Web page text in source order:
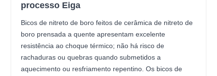
processo Eiga
Bicos de nitreto de boro feitos de cerâmica de nitreto de
boro prensada a quente apresentam excelente
resistência ao choque térmico; não há risco de
rachaduras ou quebras quando submetidos a
aquecimento ou resfriamento repentino. Os bicos de